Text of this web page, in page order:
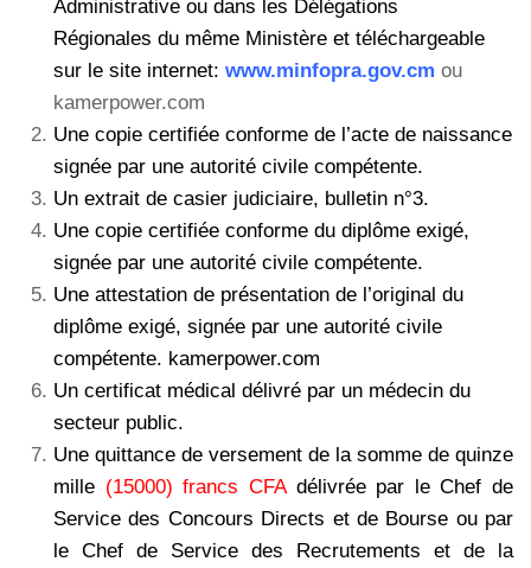
Administrative ou dans les Délégations
Régionales du même Ministère et téléchargeable
sur le site internet: www.minfopra.gov.cm ou
kamerpower.com
Une copie certifiée conforme de l’acte de naissance
signée par une autorité civile compétente.
Un extrait de casier judiciaire, bulletin n°3.
Une copie certifiée conforme du diplôme exigé,
signée par une autorité civile compétente.
Une attestation de présentation de l’original du
diplôme exigé, signée par une autorité civile
compétente. kamerpower.com
Un certificat médical délivré par un médecin du
secteur public.
Une quittance de versement de la somme de quinze
mille (15000) francs CFAdélivrée par le Chef de
Service des Concours Directs et de Bourse ou par
le Chef de Service des Recrutements et de la